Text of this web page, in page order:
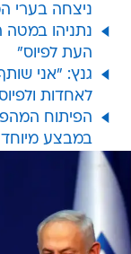
ניצחה בערי
נתניהו במטה
העת לפיוס"
גנץ: "אני
לאחדות
הפיתוח
במבצע מיוחד